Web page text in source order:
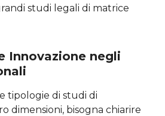
studi legali di matrice
Innovazione negli
tipologie di studi di
dimensioni, bisogna chiarire